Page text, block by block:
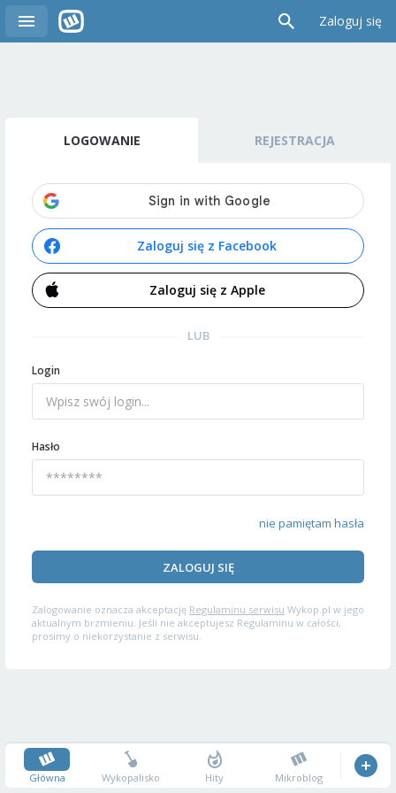
Zaloguj się
LOGOWANIE REJESTRACJA
Zaloguj się z Facebook
Zaloguj się z Apple
LUB
Login
Hasło
nie pamiętam hasła
ZALOGUJ SIĘ
Zalogowanie oznacza akceptację Regulaminu serwisu Wykop.pl w jego
aktualnym brzmieniu. Jeśli nie akceptujesz Regulaminu w całości,
prosimy o niekorzystanie z serwisu.
Główna Wykopalisko Hity Mikroblog